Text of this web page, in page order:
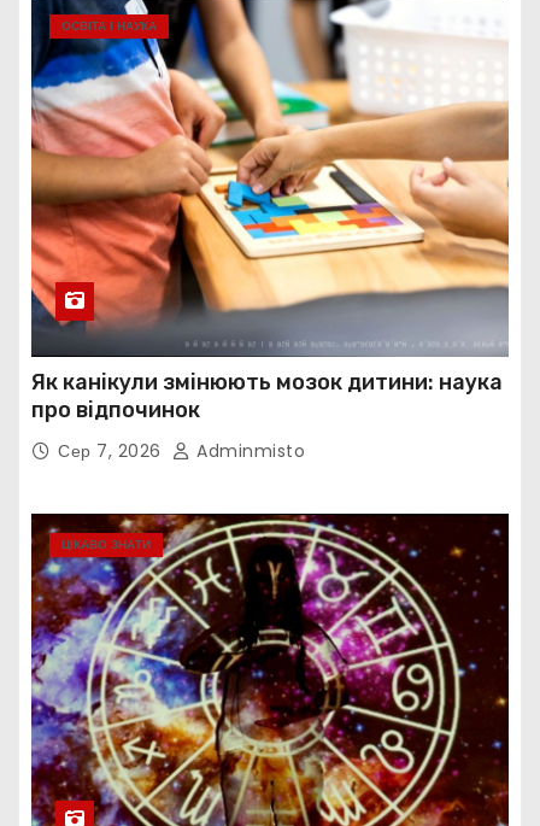
ОСВІТА І НАУКА
Як канікули змінюють мозок дитини: наука
про відпочинок
Сер 7, 2026 Adminmisto
ЦІКАВО ЗНАТИ